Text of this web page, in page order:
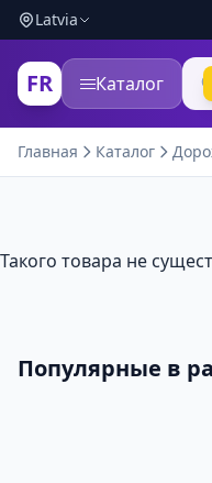
Latvia
FR Каталог
Главная Каталог
Такого товара не
Популярные в